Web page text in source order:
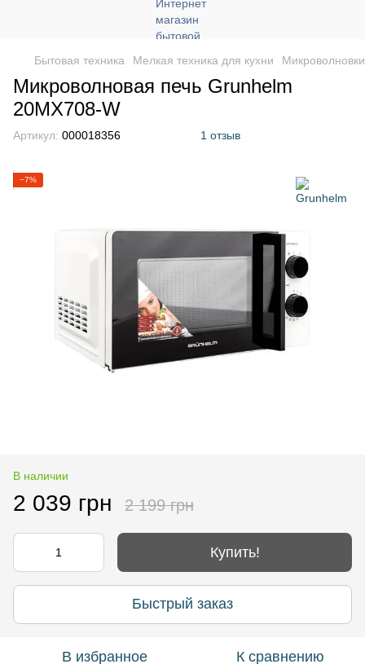
Бытовая техника Мелкая техника для кухни Микроволновки
Микроволновая печь Grunhelm
20MX708-W
Артикул: 000018356 1 отзыв
−7%
В наличии
2 039 грн 2 199 грн
Купить!
Быстрый заказ
В избранное К сравнению